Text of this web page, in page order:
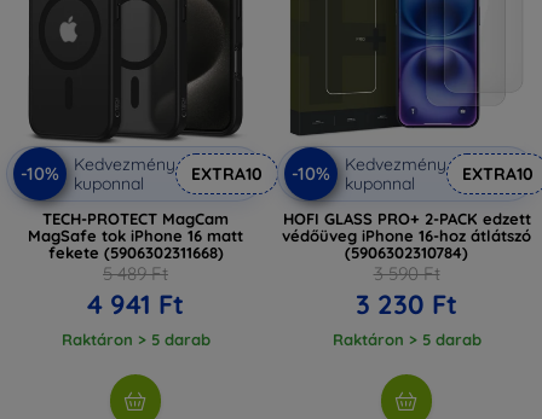
-10%
Kedvezmény
kuponnal
EXTRA10
TECH-PROTECT MagCam
MagSafe tok iPhone 16 matt
fekete (5906302311668)
5 489 Ft
4 941 Ft
Raktáron > 5 darab
-10%
Kedvezmény
kuponnal
EXTRA10
HOFI GLASS PRO+ 2-PACK edzett
védőüveg iPhone 16-hoz átlátszó
(5906302310784)
3 590 Ft
3 230 Ft
Raktáron > 5 darab